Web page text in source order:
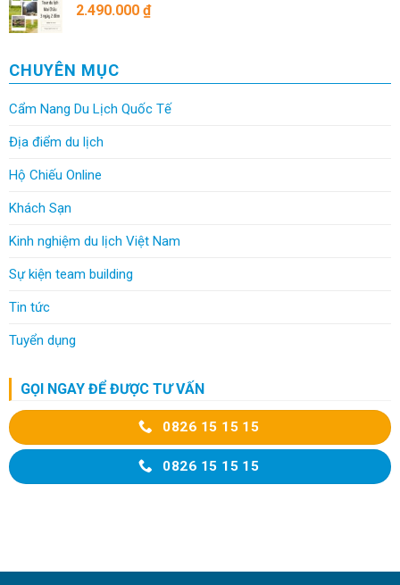
2.490.000 ₫
CHUYÊN MỤC
Cẩm Nang Du Lịch Quốc Tế
Địa điểm du lịch
Hộ Chiếu Online
Khách Sạn
Kinh nghiệm du lịch Việt Nam
Sự kiện team building
Tin tức
Tuyển dụng
GỌI NGAY ĐỂ ĐƯỢC TƯ VẤN
0826 15 15 15
0826 15 15 15